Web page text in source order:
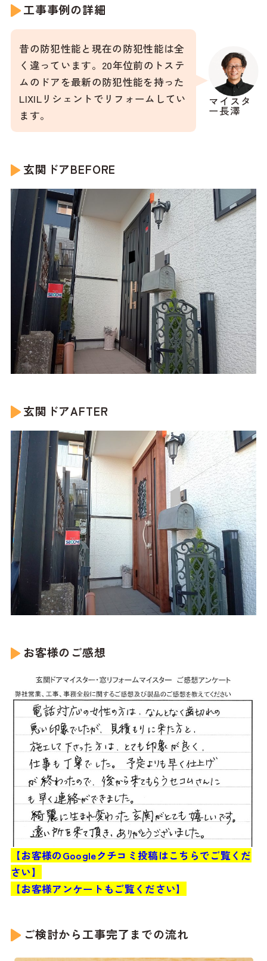
工事事例の詳細
マイスタ
ー長澤
昔の防犯性能と現在の防犯性能は全
く違っています。20年位前のトステ
ムのドアを最新の防犯性能を持った
LIXILリシェントでリフォームしてい
ます。
玄関ドアBEFORE
玄関ドアAFTER
お客様のご感想
【お客様のGoogleクチコミ投稿はこちらでご覧くだ
さい】
【お客様アンケートもご覧ください】
ご検討から工事完了までの流れ